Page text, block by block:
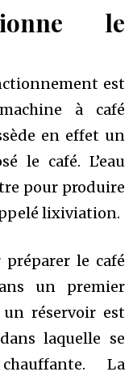
le
est
à café
en effet un
le café. L’eau
pour produire
lixiviation.
le café
un premier
un réservoir est
laquelle se
La